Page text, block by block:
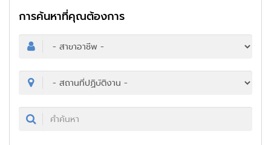
การค้นหาที่คุณต้องการ